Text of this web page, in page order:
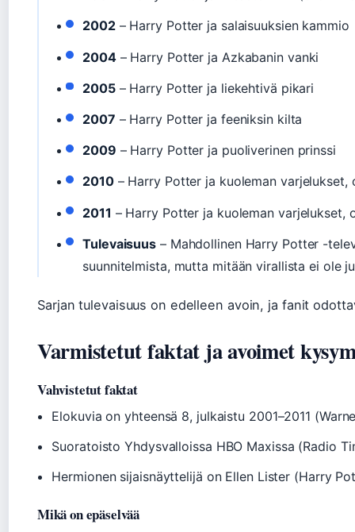
2002– Harry Potter ja salaisuuksien kammio
2004– Harry Potter ja Azkabanin vanki
2005– Harry Potter ja liekehtivä pikari
2007 – Harry Potter ja feeniksin kilta
2009 – Harry Potter ja puoliverinen prinssi
2010– Harry Potter ja kuoleman varjelukset,
2011 – Harry Potter ja kuoleman varjelukset,
Tulevaisuus – Mahdollinen Harry Potter -
suunnitelmista, mutta mitään virallista ei ole
Sarjan tulevaisuus on edelleen avoin, ja fanit
Varmistetut faktat ja avoimet
Vahvistetut faktat
Elokuvia on yhteensä 8, julkaistu 2001–2011
Suoratoisto Yhdysvalloissa HBO Maxissa (Radio
Hermionen sijaisnäyttelijä on Ellen Lister (Harry
Mikä on epäselvää